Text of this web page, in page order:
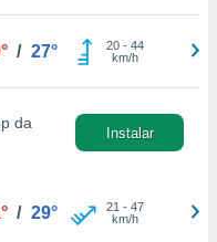
/ 27° 20- 44
km/h
da
Instalar
/ 29° 21 - 47
km/h